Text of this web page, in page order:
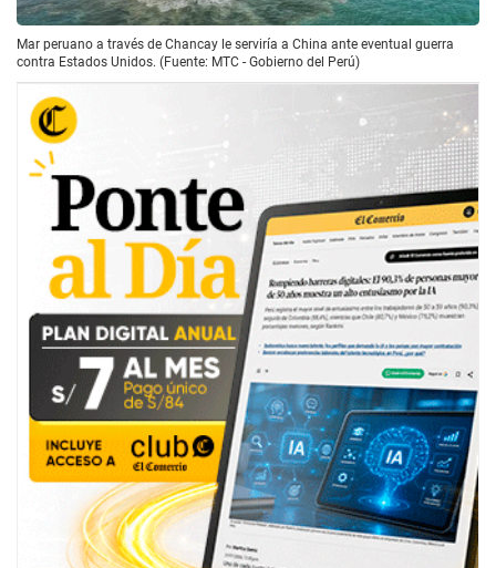
Mar peruano a través de Chancay le serviría a China ante eventual guerra
contra Estados Unidos. (Fuente: MTC - Gobierno del Perú)